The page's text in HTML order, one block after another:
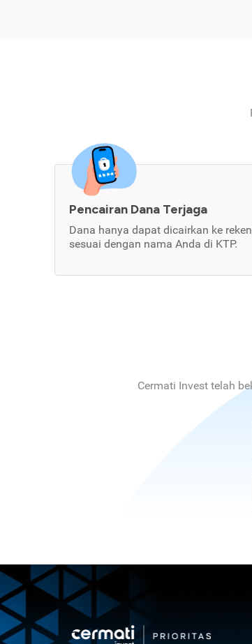
Pencairan Dana Terjaga
Dana hanya dapat dicairkan ke
sesuai dengan nama Anda di KTP.
Cermati Invest telah